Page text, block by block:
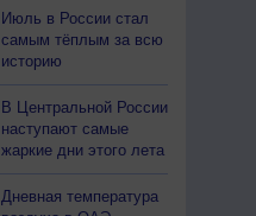
+15
Июль в России стал
самым тёплым за всю
историю
В Центральной России
наступают самые
жаркие дни этого лета
Дневная температура